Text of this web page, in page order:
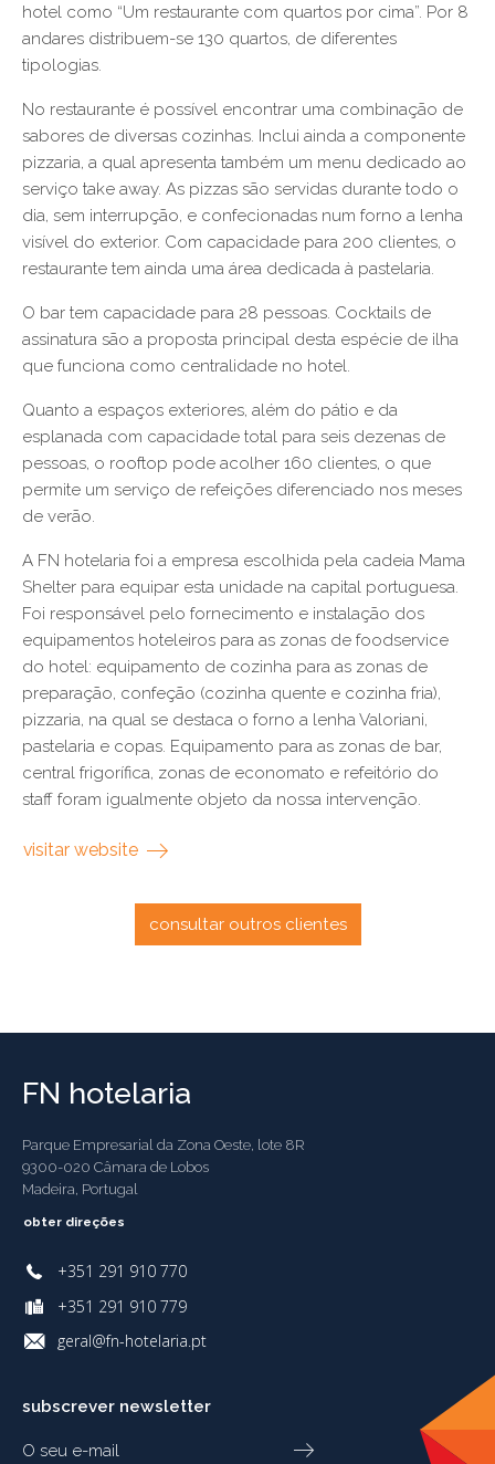
hotel como “Um restaurante com quartos por cima”. Por 8
andares distribuem-se 130 quartos, de diferentes
tipologias.
No restaurante é possível encontrar uma combinação de
sabores de diversas cozinhas. Inclui ainda a componente
pizzaria, a qual apresenta também um menu dedicado ao
serviço take away. As pizzas são servidas durante todo o
dia, sem interrupção, e confecionadas num forno a lenha
visível do exterior. Com capacidade para 200 clientes, o
restaurante tem ainda uma área dedicada à pastelaria.
O bar tem capacidade para 28 pessoas. Cocktails de
assinatura são a proposta principal desta espécie de ilha
que funciona como centralidade no hotel.
Quanto a espaços exteriores, além do pátio e da
esplanada com capacidade total para seis dezenas de
pessoas, o rooftop pode acolher 160 clientes, o que
permite um serviço de refeições diferenciado nos meses
de verão.
A FN hotelaria foi a empresa escolhida pela cadeia Mama
Shelter para equipar esta unidade na capital portuguesa.
Foi responsável pelo fornecimento e instalação dos
equipamentos hoteleiros para as zonas de foodservice
do hotel: equipamento de cozinha para as zonas de
preparação, confeção (cozinha quente e cozinha fria),
pizzaria, na qual se destaca o forno a lenha Valoriani,
pastelaria e copas. Equipamento para as zonas de bar,
central frigorífica, zonas de economato e refeitório do
staff foram igualmente objeto da nossa intervenção.
visitar website
consultar outros clientes
FN hotelaria
Parque Empresarial da Zona Oeste, lote 8R
9300-020 Câmara de Lobos
Madeira, Portugal
obter direções
+351 291 910 770
+351 291 910 779
geral@fn-hotelaria.pt
subscrever newsletter